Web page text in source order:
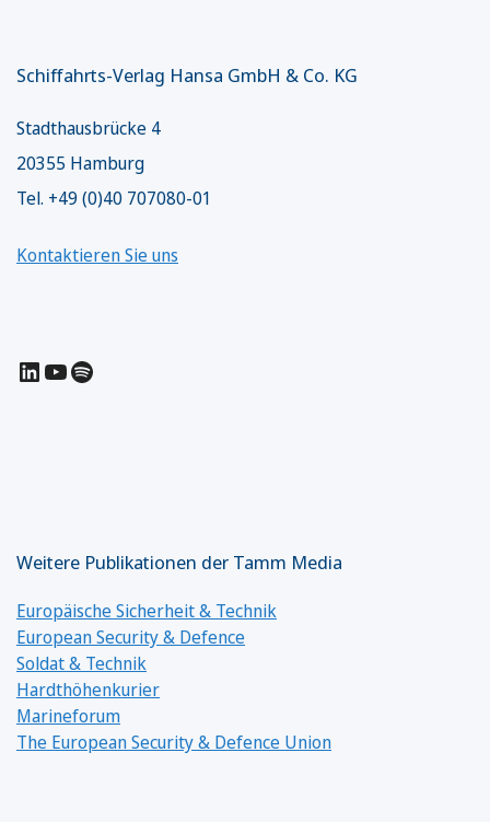
Schiffahrts-Verlag Hansa GmbH & Co. KG
Stadthausbrücke 4
20355 Hamburg
Tel. +49 (0)40 707080-01
Kontaktieren Sie uns
LinkedIn
YouTube
Spotify
Weitere Publikationen der Tamm Media
Europäische Sicherheit & Technik
European Security & Defence
Soldat & Technik
Hardthöhenkurier
Marineforum
The European Security & Defence Union